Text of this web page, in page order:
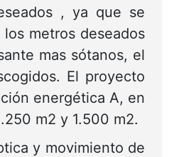
, ya que se
metros deseados
mas sótanos, el
El proyecto
energética A, en
m2 y 1.500 m2.
y movimiento de